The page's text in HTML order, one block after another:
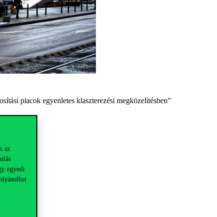
az
egyedi
piacok egyenletes klaszterezési megközelítésben”